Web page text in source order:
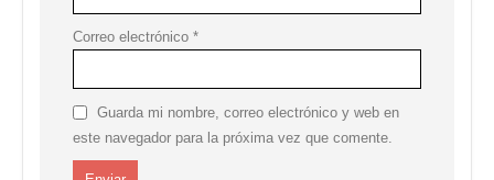
Correo electrónico *
Guarda mi nombre, correo electrónico y web en
este navegador para la próxima vez que comente.